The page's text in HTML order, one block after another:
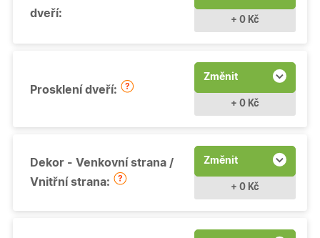
dveří:
+ 0 Kč
Prosklení dveří:
Změnit
+ 0 Kč
Dekor - Venkovní strana /
Vnitřní strana:
Změnit
+ 0 Kč